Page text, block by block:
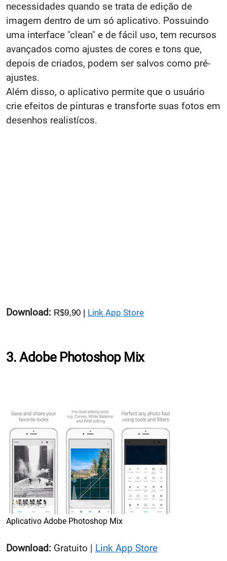
necessidades quando se trata de edição de
imagem dentro de um só aplicativo. Possuindo
uma interface "clean" e de fácil uso, tem recursos
avançados como ajustes de cores e tons que,
depois de criados, podem ser salvos como pré-
ajustes.
Além disso, o aplicativo permite que o usuário
crie efeitos de pinturas e transforte suas fotos em
desenhos realistícos.
Download: R$9,90 | Link App Store
3. Adobe Photoshop Mix
Aplicativo Adobe Photoshop Mix
Download: Gratuito | Link App Store